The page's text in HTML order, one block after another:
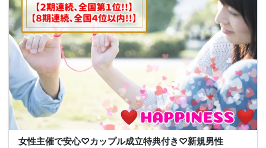
女性主催で安心♡カップル成立特典付き♡新規男性